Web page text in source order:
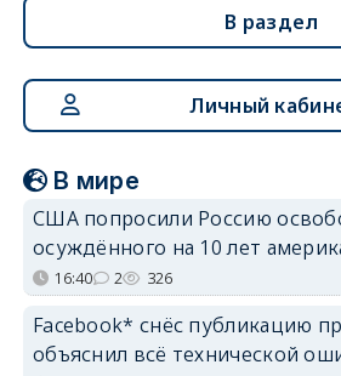
В раздел
Личный
В мире
США попросили Россию
осуждённого на 10 лет
16:40 2 326
Facebook* снёс публикацию
объяснил всё технической